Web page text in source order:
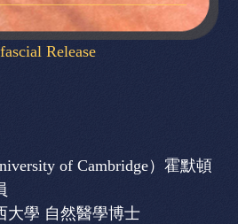
Release
of Cambridge）霍默頓
大學 自然醫學博士